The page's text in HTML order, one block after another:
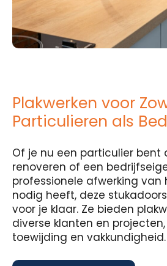
Plakwerken voor
Particulieren als
Of je nu een particulier bent
renoveren of een
professionele afwerking van
nodig heeft, deze
voor je klaar. Ze bieden
diverse klanten en
toewijding en vakkundigheid.